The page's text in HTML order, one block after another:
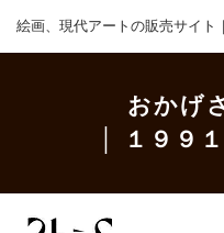
絵画、現代アートの販売サイト
おかげ
│ １９９